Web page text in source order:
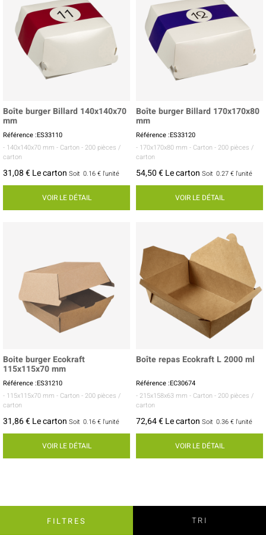
Boîte burger Billard 140x140x70
mm
Référence :ES33110
- 140x140x70 mm - Carton - 200 pièces /
carton
31,08 € Le carton Soit 0.16 € l'unité
VOIR LE DÉTAIL
Boîte burger Billard 170x170x80
mm
Référence :ES33120
- 170x170x80 mm - Carton - 200 pièces /
carton
54,50 € Le carton Soit 0.27 € l'unité
VOIR LE DÉTAIL
Boite burger Ecokraft
115x115x70 mm
Référence :ES31210
- 115x115x70 mm - Carton - 200 pièces /
carton
31,86 € Le carton Soit 0.16 € l'unité
VOIR LE DÉTAIL
Boîte repas Ecokraft L 2000 ml
Référence :EC30674
- 215x158x63 mm - Carton - 200 pièces /
carton
72,64 € Le carton Soit 0.36 € l'unité
VOIR LE DÉTAIL
FILTRES TRI